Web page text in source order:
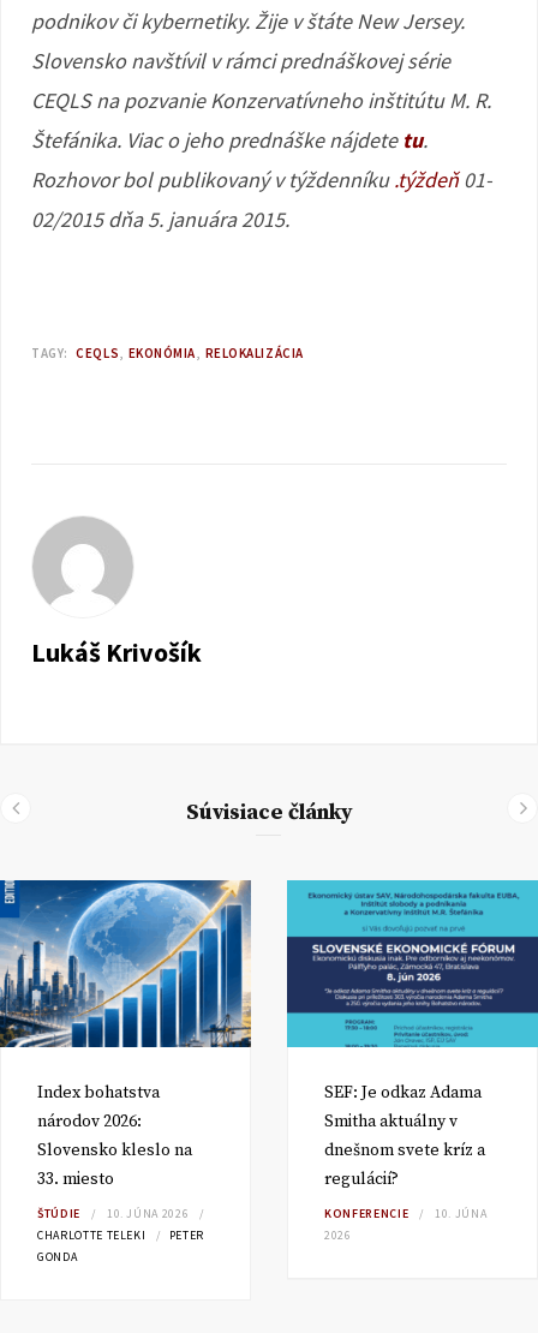
podnikov či kybernetiky. Žije v štáte New Jersey.
Slovensko navštívil v rámci prednáškovej série
CEQLS na pozvanie Konzervatívneho inštitútu M. R.
Štefánika. Viac o jeho prednáške nájdete tu.
Rozhovor bol publikovaný v týždenníku.týždeň01-
02/2015 dňa 5. januára 2015.
TAGY: CEQLS EKONÓMIA RELOKALIZÁCIA
Lukáš Krivošík
Súvisiace články
Index bohatstva
národov 2026:
Slovensko kleslo na
33. miesto
ŠTÚDIE
10. JÚNA 2026
CHARLOTTE TELEKI
PETER
GONDA
SEF: Je odkaz Adama
Smitha aktuálny v
dnešnom svete kríz a
regulácií?
KONFERENCIE
10. JÚNA
2026